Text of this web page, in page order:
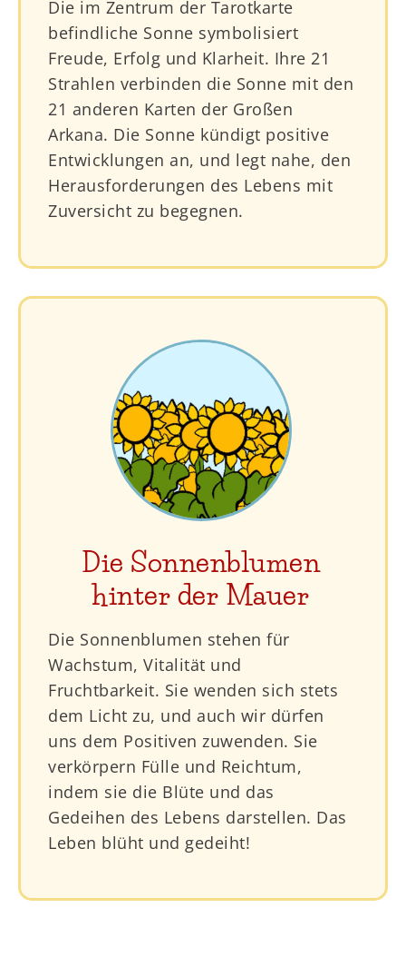
Die im Zentrum der Tarotkarte
befindliche Sonne symbolisiert
Freude, Erfolg und Klarheit. Ihre 21
Strahlen verbinden die Sonne mit den
21 anderen Karten der Großen
Arkana. Die Sonne kündigt positive
Entwicklungen an, und legt nahe, den
Herausforderungen des Lebens mit
Zuversicht zu begegnen.
Die Sonnenblumen
hinter der Mauer
Die Sonnenblumen stehen für
Wachstum, Vitalität und
Fruchtbarkeit. Sie wenden sich stets
dem Licht zu, und auch wir dürfen
uns dem Positiven zuwenden. Sie
verkörpern Fülle und Reichtum,
indem sie die Blüte und das
Gedeihen des Lebens darstellen. Das
Leben blüht und gedeiht!